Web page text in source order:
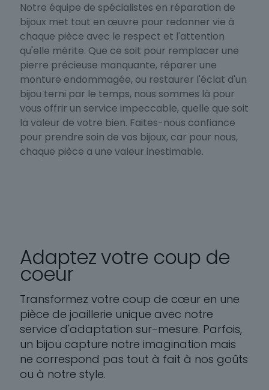
Notre équipe de spécialistes en réparation de
bijoux met tout en œuvre pour redonner vie à
chaque pièce avec le respect et l'attention
qu'elle mérite. Que ce soit pour remplacer une
pierre précieuse manquante, réparer une
monture endommagée, ou restaurer l'éclat d'un
bijou terni par le temps, nous sommes là pour
vous offrir un service impeccable, quelle que soit
la valeur de votre bien. Faites-nous confiance
pour prendre soin de vos bijoux, car pour nous,
chaque pièce a une valeur inestimable.
Adaptez votre coup de
coeur
Transformez votre coup de cœur en une
pièce de joaillerie unique avec notre
service d'adaptation sur-mesure. Parfois,
un bijou capture notre imagination mais
ne correspond pas tout à fait à nos goûts
ou à notre style.